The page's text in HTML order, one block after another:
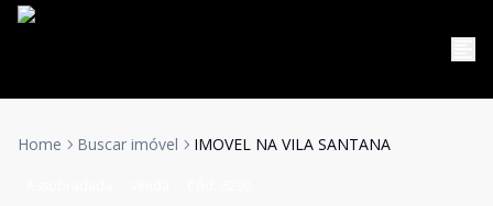
Home Buscar imóvel IMOVEL NA VILA SANTANA